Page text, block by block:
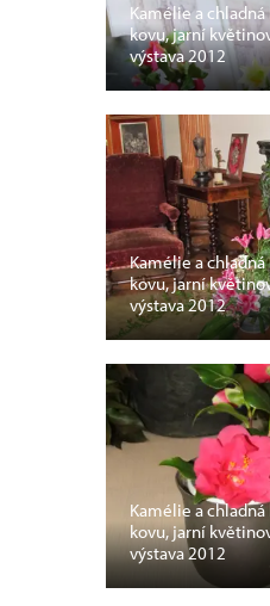
Kamélie a chladná
kovu, jarní
výstava 2012
Kamélie a chladná
kovu, jarní
výstava 2012
Kamélie a chladná
kovu, jarní
výstava 2012